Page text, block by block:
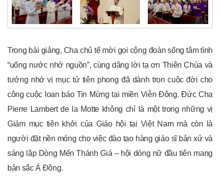
Trong bài giảng, Cha chủ tế mời gọi cộng đoàn sống tâm tình
“uống nước nhớ nguồn”, cùng dâng lời tạ ơn Thiên Chúa và
tưởng nhớ vị mục tử tiên phong đã dành trọn cuộc đời cho
công cuộc loan báo Tin Mừng tại miền Viễn Đông. Đức Cha
Pierre Lambert de la Motte không chỉ là một trong những vị
Giám mục tiên khởi của Giáo hội tại Việt Nam mà còn là
người đặt nền móng cho việc đào tạo hàng giáo sĩ bản xứ và
sáng lập Dòng Mến Thánh Giá – hội dòng nữ đầu tiên mang
bản sắc Á Đông.